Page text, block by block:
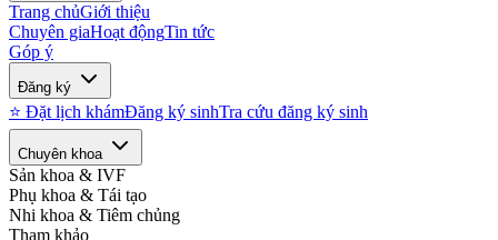
Trang chủGiới thiệu
Chuyên giaHoạt độngTin tức
Góp ý
Đăng ký
⭐ Đặt lịch khámĐăng ký sinhTra cứu đăng ký sinh
Chuyên khoa
Sản khoa & IVF
Phụ khoa & Tái tạo
Nhi khoa & Tiêm chủng
Tham khảo